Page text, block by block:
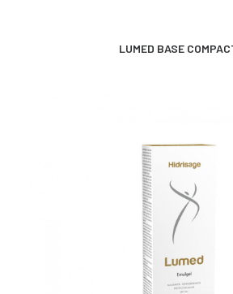
MÁS INFORMACIÓN
LUMED BASE